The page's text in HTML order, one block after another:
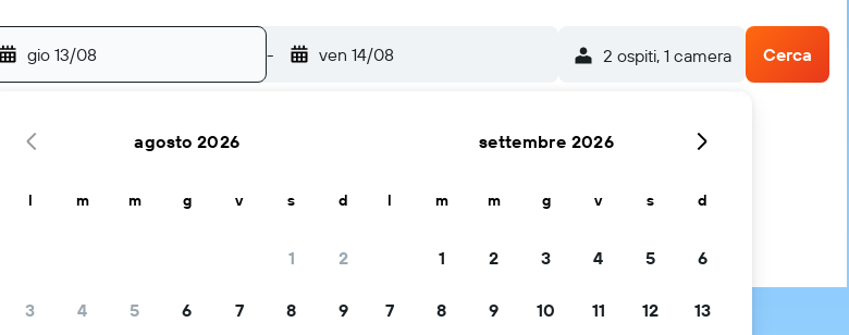
gio 13/08 - ven 14/08 2 ospiti, 1 camera Cerca
agosto 2026
l m m g v s d
1 2
3 4 5 6 7 8 9
settembre 2026
l m m g v s d
1 2 3 4 5 6
7 8 9 10 11 12 13